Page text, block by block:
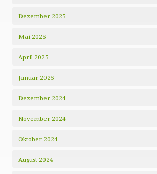
Dezember 2025
Mai 2025
April 2025
Januar 2025
Dezember 2024
November 2024
Oktober 2024
August 2024